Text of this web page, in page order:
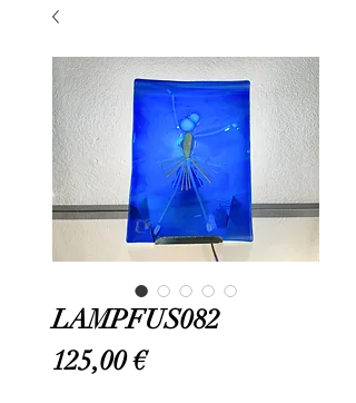
LAMPFUS082
125,00 €Prix